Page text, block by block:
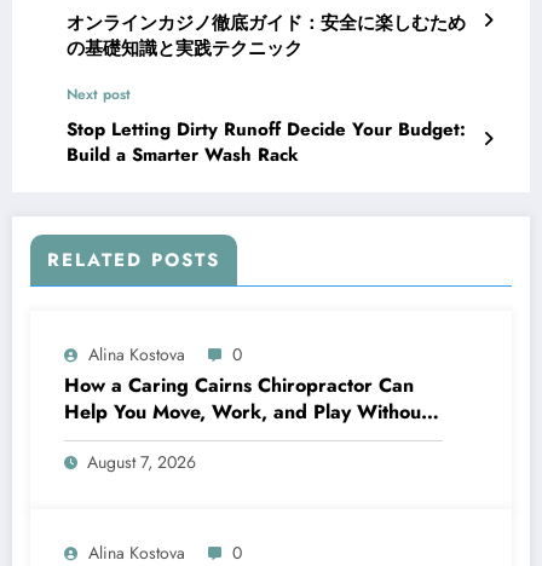
オンラインカジノ徹底ガイド：安全に楽しむため
の基礎知識と実践テクニック
Next post
Stop Letting Dirty Runoff Decide Your Budget:
Build a Smarter Wash Rack
RELATED POSTS
Alina Kostova 0
How a Caring Cairns Chiropractor Can
Help You Move, Work, and Play Without
Pain
August 7, 2026
Alina Kostova 0